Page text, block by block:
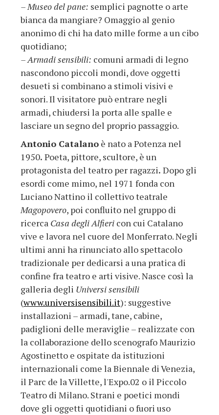
–Museo del pane: semplici pagnotte o arte
bianca da mangiare? Omaggio al genio
anonimo di chi ha dato mille forme a un cibo
quotidiano;
–Armadi sensibili: comuni armadi di legno
nascondono piccoli mondi, dove oggetti
desueti si combinano a stimoli visivi e
sonori. Il visitatore può entrare negli
armadi, chiudersi la porta alle spalle e
lasciare un segno del proprio passaggio.
Antonio Catalano è nato a Potenza nel
1950. Poeta, pittore, scultore, è un
protagonista del teatro per ragazzi. Dopo gli
esordi come mimo, nel 1971 fonda con
Luciano Nattino il collettivo teatrale
Magopovero, poi confluito nel gruppo di
ricerca Casa degli Alfieri con cui Catalano
vive e lavora nel cuore del Monferrato. Negli
ultimi anni ha rinunciato allo spettacolo
tradizionale per dedicarsi a una pratica di
confine fra teatro e arti visive. Nasce così la
galleria degli Universi sensibili
(www.universisensibili.it): suggestive
installazioni – armadi, tane, cabine,
padiglioni delle meraviglie – realizzate con
la collaborazione dello scenografo Maurizio
Agostinetto e ospitate da istituzioni
internazionali come la Biennale di Venezia,
il Parc de la Villette, l'Expo.02 o il Piccolo
Teatro di Milano. Strani e poetici mondi
dove gli oggetti quotidiani o fuori uso